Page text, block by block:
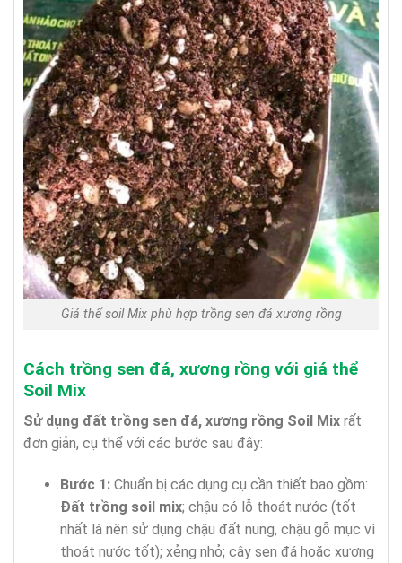
Giá thể soil Mix phù hợp trồng sen đá xương rồng
Cách trồng sen đá, xương rồng với giá thể
Soil Mix
Sử dụng đất trồng sen đá, xương rồng Soil Mix rất
đơn giản, cụ thể với các bước sau đây:
Bước 1:Chuẩn bị các dụng cụ cần thiết bao gồm:
Đất trồng soil mix; chậu có lỗ thoát nước (tốt
nhất là nên sử dụng chậu đất nung, chậu gỗ mục vì
thoát nước tốt); xẻng nhỏ; cây sen đá hoặc xương